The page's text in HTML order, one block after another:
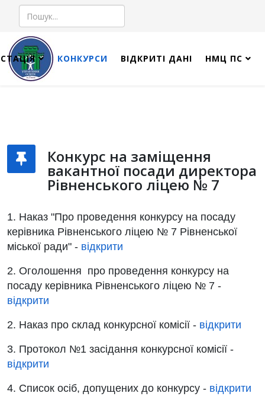
Пошук
КОНКУРСИ ВІДКРИТІ ДАНІ НМЦ ПС
Конкурс на заміщення
вакантної посади директора
Рівненського ліцею № 7
1. Наказ "Про проведення конкурсу на посаду
керівника Рівненського ліцею № 7 Рівненської
міської ради" - відкрити
2. Оголошення про проведення конкурсу на
посаду керівника Рівненського ліцею № 7 -
відкрити
2. Наказ про склад конкурсної комісії - відкрити
3. Протокол №1 засідання конкурсної комісії -
відкрити
4. Список осіб, допущених до конкурсу - відкрити